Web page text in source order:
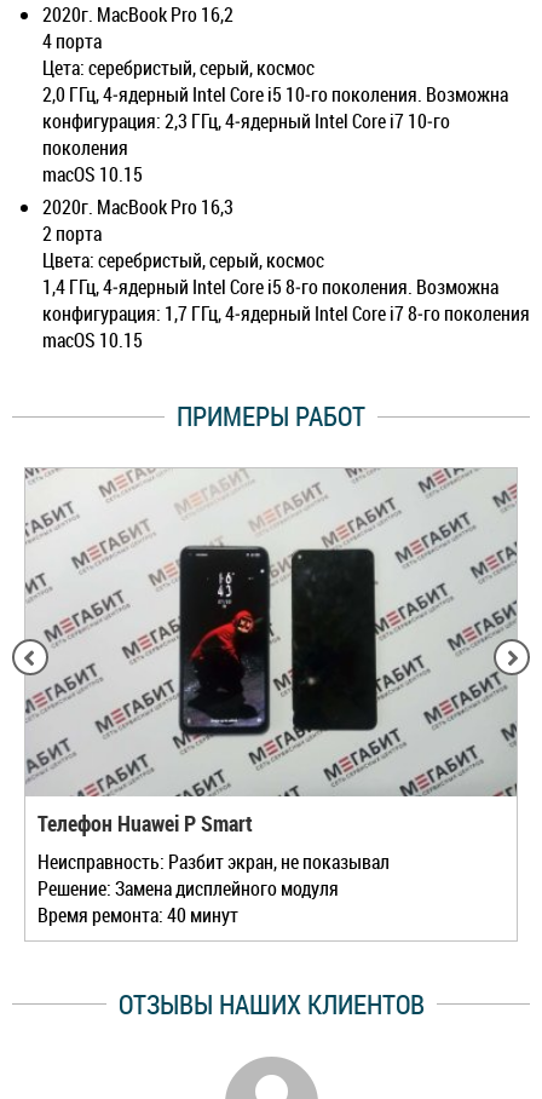
2020г. MacBook Pro 16,2
4 порта
Цета: серебристый, серый, космос
2,0 ГГц, 4‑ядерный Intel Core i5 10‑го поколения. Возможна
конфигурация: 2,3 ГГц, 4‑ядерный Intel Core i7 10‑го
поколения
macOS 10.15
2020г. MacBook Pro 16,3
2 порта
Цвета: серебристый, серый, космос
1,4 ГГц, 4‑ядерный Intel Core i5 8‑го поколения. Возможна
конфигурация: 1,7 ГГц, 4‑ядерный Intel Core i7 8‑го поколения
macOS 10.15
ПРИМЕРЫ РАБОТ
Телефон Huawei P Smart
Неисправность: Разбит экран, не показывал
Решение: Замена дисплейного модуля
Время ремонта: 40 минут
ОТЗЫВЫ НАШИХ КЛИЕНТОВ